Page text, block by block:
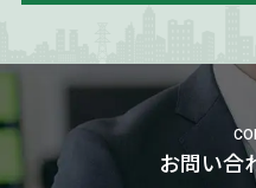
お問い合